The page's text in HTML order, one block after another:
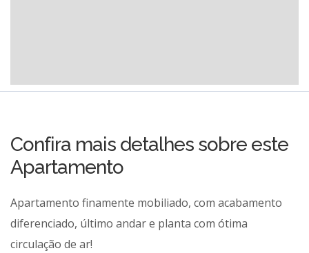
Confira mais detalhes sobre este
Apartamento
Apartamento finamente mobiliado, com acabamento
diferenciado, último andar e planta com ótima
circulação de ar!